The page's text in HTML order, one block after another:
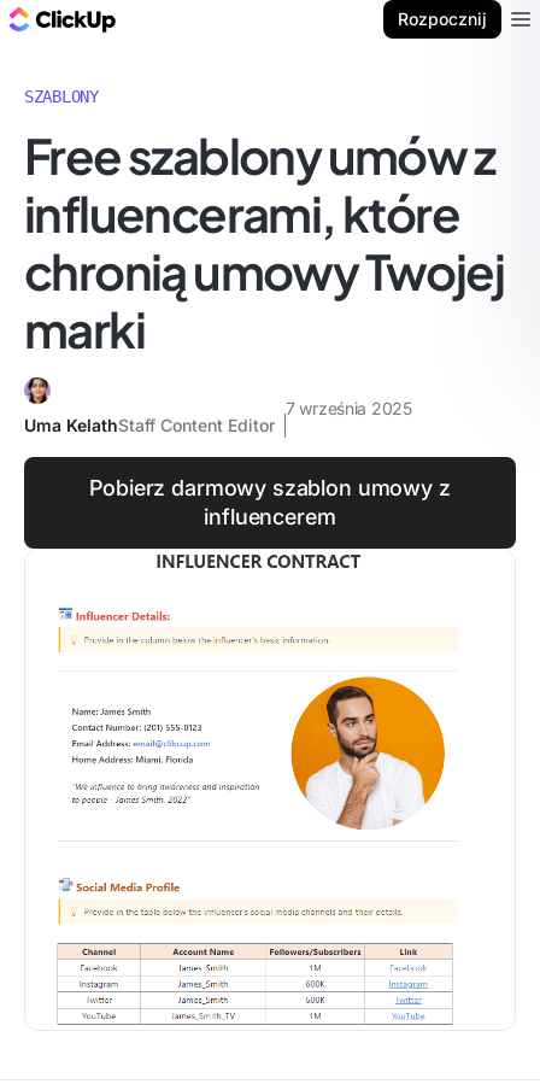
Rozpocznij
SZABLONY
Free szablony umów z
influencerami, które
chronią umowy Twojej
marki
Uma KelathStaff Content Editor
7 września 2025
Pobierz darmowy szablon umowy z
influencerem